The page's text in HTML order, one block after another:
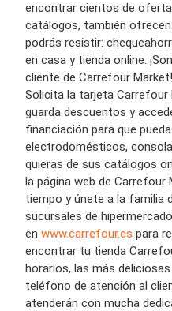
encontrar cientos de
catálogos, también
podrás resistir:
en casa y tienda online.
cliente de Carrefour Market!
Solicita la tarjeta Carrefour
guarda descuentos y
financiación para que
electrodomésticos,
quieras de sus catálogos
la página web de Carrefour
tiempo y únete a la familia
sucursales de
en www.carrefour.es para
encontrar tu tienda
horarios, las más
teléfono de atención al
atenderán con mucha